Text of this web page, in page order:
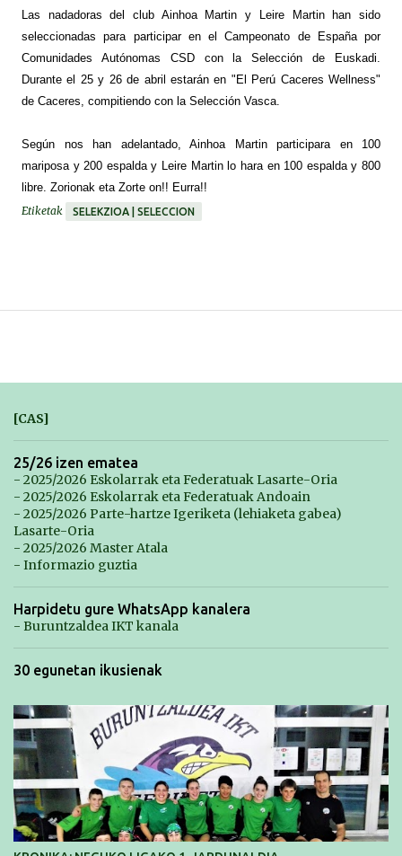
Las nadadoras del club Ainhoa Martin y Leire Martin han sido
seleccionadas para participar en el Campeonato de España por
Comunidades Autónomas CSD con la Selección de Euskadi.
Durante el 25 y 26 de abril estarán en "El Perú Caceres Wellness"
de Caceres, compitiendo con la Selección Vasca.
Según nos han adelantado, Ainhoa Martin participara en 100
mariposa y 200 espalda y Leire Martin lo hara en 100 espalda y 800
libre. Zorionak eta Zorte on!! Eurra!!
Etiketak
SELEKZIOA | SELECCION
[CAS]
25/26 izen ematea
- 2025/2026 Eskolarrak eta Federatuak Lasarte-Oria
- 2025/2026 Eskolarrak eta Federatuak Andoain
- 2025/2026 Parte-hartze Igeriketa (lehiaketa gabea)
Lasarte-Oria
- 2025/2026 Master Atala
- Informazio guztia
Harpidetu gure WhatsApp kanalera
- Buruntzaldea IKT kanala
30 egunetan ikusienak